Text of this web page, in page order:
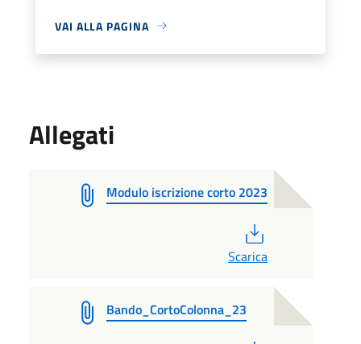
VAI ALLA PAGINA
Allegati
Modulo iscrizione corto 2023
Scarica
Bando_CortoColonna_23